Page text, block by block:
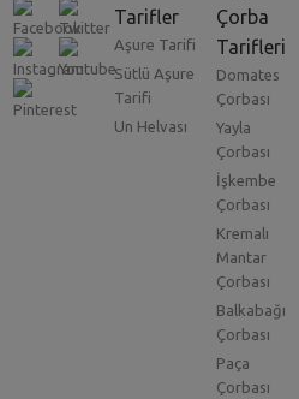
Tarifler
Aşure Tarifi
Sütlü Aşure
Tarifi
Un Helvası
Çorba
Tarifleri
Domates
Çorbası
Yayla
Çorbası
İşkembe
Çorbası
Kremalı
Mantar
Çorbası
Balkabağı
Çorbası
Paça
Çorbası